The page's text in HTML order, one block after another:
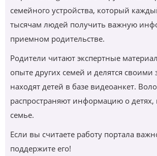
семейного устройства, который
тысячам людей получить важную
приемном родительстве.
Родители читают экспертные
опыте других семей и делятся своими
находят детей в базе видеоанкет.
распространяют информацию о
семье.
Если вы считаете работу портала
поддержите его!